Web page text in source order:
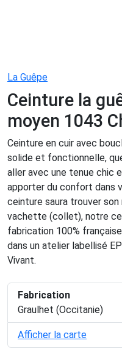
La Guêpe
Ceinture la
moyen 1043
Ceinture en cuir avec
solide et fonctionnelle,
aller avec une tenue chic
apporter du confort dans
ceinture saura trouver
vachette (collet), notre
fabrication 100%
dans un atelier labellisé
Vivant.
Fabrication
Graulhet (Occitanie)
Afficher la carte